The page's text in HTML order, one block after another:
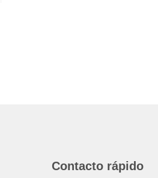
Contacto rápido